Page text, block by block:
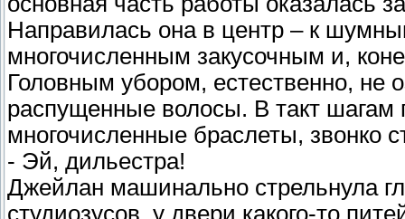
Направилась она в центр – к
многочисленным закусочным и,
Головным убором, естественно, не
распущенные волосы. В такт шагам
многочисленные браслеты, звонко
- Эй, дильестра!
Джейлан машинально стрельнула
студиозусов, у двери какого-то